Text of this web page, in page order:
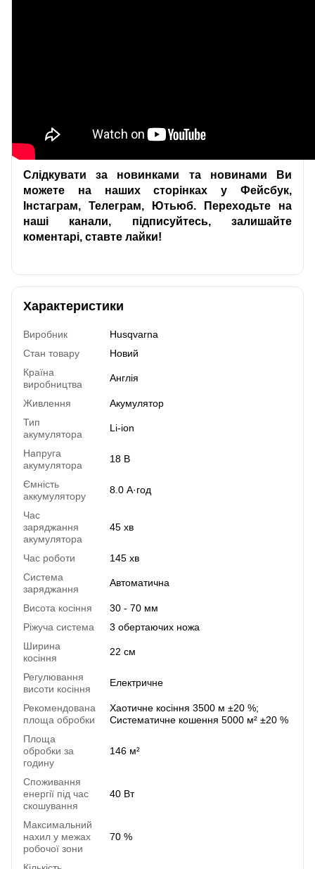
Слідкувати за новинками та новинами Ви
можете на наших сторінках у Фейсбук,
Інстаграм, Телеграм, Ютьюб. Переходьте на
наші канали, підписуйтесь, залишайте
коментарі, ставте лайки!
Характеристики
Виробник
Husqvarna
Стан товару
Новий
Країна
виробництва
Англія
Живлення
Акумулятор
Тип
акумулятора
Li-ion
Напруга
акумулятора
18 В
Ємність
аккумулятору
8.0 А·год
Час
заряджання
акумулятора
45 хв
Час роботи
145 хв
Система
заряджання
Автоматична
Висота косіння
30 - 70 мм
Ріжуча система
3 обертаючих ножа
Ширина
косіння
22 см
Регулювання
висоти косіння
Електричне
Рекомендована
площа обробки
Хаотичне косіння 3500 м ±20 %;
Систематичне кошення 5000 м² ±20 %
Площа
обробки за
годину
146 м²
Споживання
енергії під час
скошування
40 Вт
Максимальний
нахил у межах
робочої зони
70 %